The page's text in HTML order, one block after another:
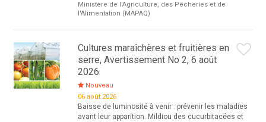
Ministère de l'Agriculture, des Pêcheries et de
l'Alimentation (MAPAQ)
Cultures maraîchères et fruitières en
serre, Avertissement No 2, 6 août
2026
Nouveau
06 août 2026
Baisse de luminosité à venir : prévenir les maladies
avant leur apparition. Mildiou des cucurbitacées et